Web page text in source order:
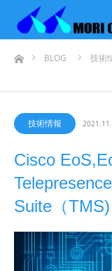
ホームBLOG 技術
技術情報
Cisco
Suite（TMS)